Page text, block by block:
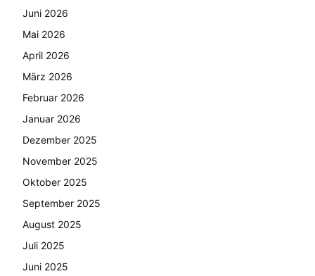
Juni 2026
Mai 2026
April 2026
März 2026
Februar 2026
Januar 2026
Dezember 2025
November 2025
Oktober 2025
September 2025
August 2025
Juli 2025
Juni 2025